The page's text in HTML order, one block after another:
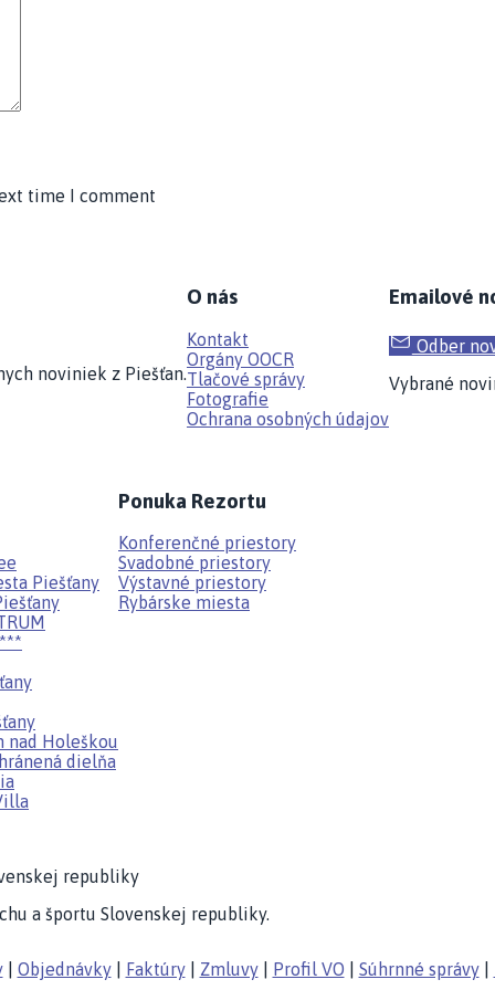
time I comment
noviniek z Piešťan.
O nás
Kontakt
Orgány OOCR
Tlačové správy
Fotografie
Ochrana osobných údajov
Emailové
Odber
Vybrané
Piešťany
nad Holeškou
dielňa
Ponuka Rezortu
Konferenčné priestory
Svadobné priestory
Výstavné priestory
Rybárske miesta
a športu Slovenskej republiky.
| Objednávky| Faktúry| Zmluvy| Profil VO Súhrnné správy|